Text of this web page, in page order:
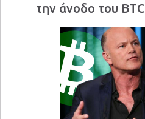
την άνοδο του BTC